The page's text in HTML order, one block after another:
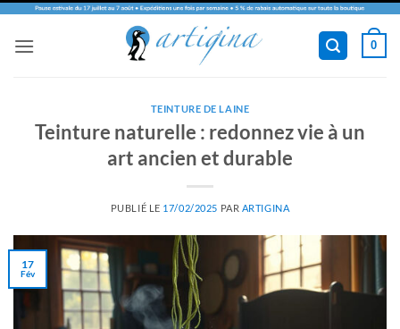
0
TEINTURE DE LAINE
Teinture naturelle : redonnez vie à un
art ancien et durable
PUBLIÉ LE 17/02/2025 PAR ARTIGINA
17
Fév